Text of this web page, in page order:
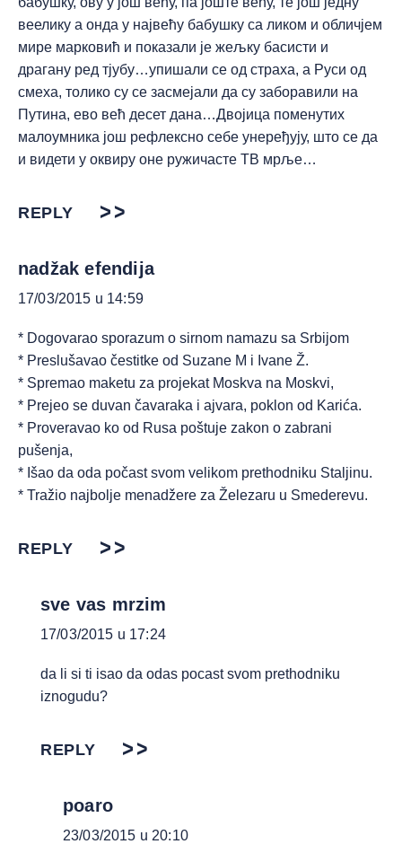
веелику а онда у највећу бабушку са ликом и обличјем
мире марковић и показали је жељку басисти и
драгану ред тјубу…упишали се од страха, а Руси од
смеха, толико су се засмејали да су заборавили на
Путина, ево већ десет дана…Двојица поменутих
малоумника још рефлексно себе унеређују, што се да
и видети у оквиру оне ружичасте ТВ мрље…
REPLY
nadžak efendija
17/03/2015 u 14:59
* Dogovarao sporazum o sirnom namazu sa Srbijom
* Preslušavao čestitke od Suzane M i Ivane Ž.
* Spremao maketu za projekat Moskva na Moskvi,
* Prejeo se duvan čavaraka i ajvara, poklon od Karića.
* Proveravao ko od Rusa poštuje zakon o zabrani
pušenja,
* Išao da oda počast svom velikom prethodniku Staljinu.
* Tražio najbolje menadžere za Železaru u Smederevu.
REPLY
sve vas mrzim
17/03/2015 u 17:24
da li si ti isao da odas pocast svom prethodniku
iznogudu?
REPLY
poaro
23/03/2015 u 20:10